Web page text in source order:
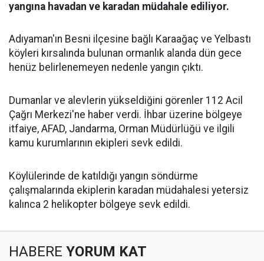
yangına havadan ve karadan müdahale ediliyor.
Adıyaman'ın Besni ilçesine bağlı Karaağaç ve Yelbastı
köyleri kırsalında bulunan ormanlık alanda dün gece
henüz belirlenemeyen nedenle yangın çıktı.
Dumanlar ve alevlerin yükseldiğini görenler 112 Acil
Çağrı Merkezi'ne haber verdi. İhbar üzerine bölgeye
itfaiye, AFAD, Jandarma, Orman Müdürlüğü ve ilgili
kamu kurumlarının ekipleri sevk edildi.
Köylülerinde de katıldığı yangın söndürme
çalışmalarında ekiplerin karadan müdahalesi yetersiz
kalınca 2 helikopter bölgeye sevk edildi.
HABERE YORUM KAT